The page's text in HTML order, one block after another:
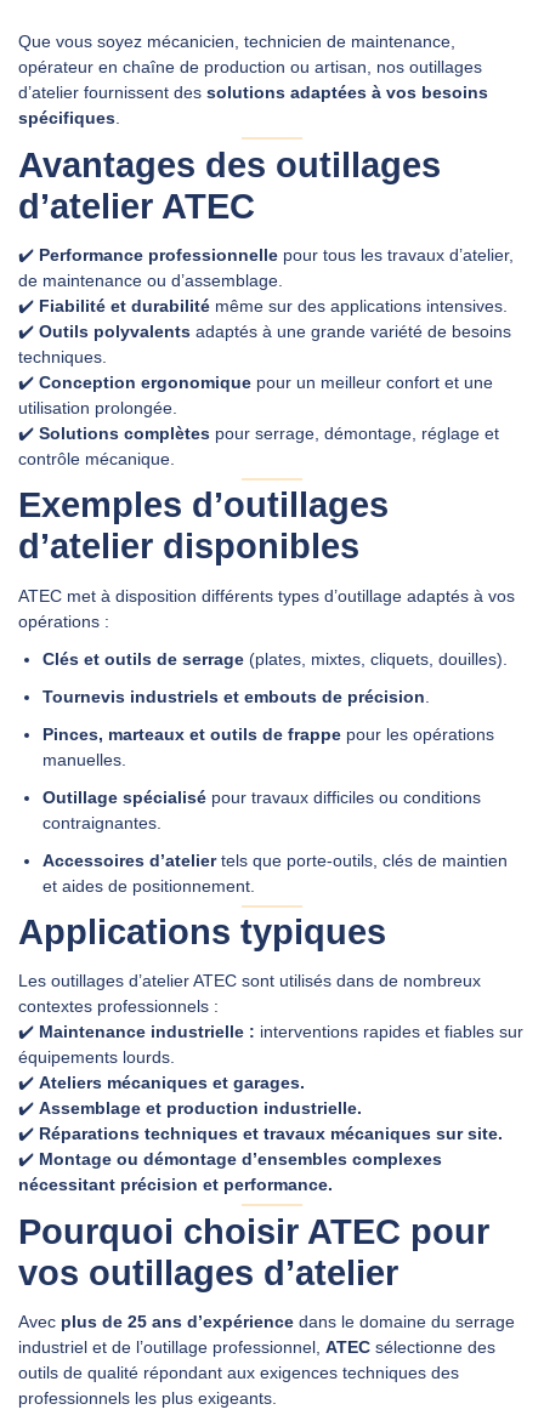
Que vous soyez mécanicien, technicien de maintenance,
opérateur en chaîne de production ou artisan, nos outillages
d’atelier fournissent des solutions adaptées à vos besoins
spécifiques
Avantages des outillages
d’atelier ATEC
✔️ Performance professionnelle pour tous les travaux d’atelier,
de maintenance ou d’assemblage.
✔️ Fiabilité et durabilité même sur des applications intensives.
✔️ Outils polyvalents adaptés à une grande variété de besoins
techniques.
✔️ Conception ergonomique pour un meilleur confort et une
utilisation prolongée.
✔️ Solutions complètes pour serrage, démontage, réglage et
contrôle mécanique.
Exemples d’outillages
d’atelier disponibles
ATEC met à disposition différents types d’outillage adaptés à vos
opérations :
Clés et outils de serrage (plates, mixtes, cliquets, douilles).
Tournevis industriels et embouts de précision
Pinces, marteaux et outils de frappe pour les opérations
manuelles.
Outillage spécialisé pour travaux difficiles ou conditions
contraignantes.
Accessoires d’ateliertels que porte-outils, clés de maintien
et aides de positionnement.
Applications typiques
Les outillages d’atelier ATEC sont utilisés dans de nombreux
contextes professionnels :
✔️ Maintenance industrielle : interventions rapides et fiables sur
équipements lourds.
✔️ Ateliers mécaniques et garages.
✔️ Assemblage et production industrielle.
✔️ Réparations techniques et travaux mécaniques sur site.
✔️ Montage ou démontage d’ensembles complexes
nécessitant précision et performance.
Pourquoi choisir ATEC pour
vos outillages d’atelier
Avec plus de 25 ans d’expérience dans le domaine du serrage
industriel et de l’outillage professionnel, ATEC sélectionne des
outils de qualité répondant aux exigences techniques des
professionnels les plus exigeants.